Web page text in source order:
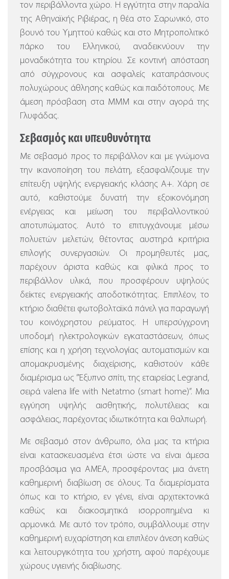
τον περιβάλλοντα χώρο. Η εγγύτητα στην παραλία
της Αθηναϊκής Ριβιέρας, η θέα στο Σαρωνικό, στο
βουνό του Υμηττού καθώς και στο Μητροπολιτικό
πάρκο του Ελληνικού, αναδεικνύουν την
μοναδικότητα του κτηρίου. Σε κοντινή απόσταση
από σύγχρονους και ασφαλείς καταπράσινους
πολυχώρους άθλησης καθώς και παιδότοπους. Με
άμεση πρόσβαση στα ΜΜΜ και στην αγορά της
Γλυφάδας.
Σεβασμός και υπευθυνότητα
Με σεβασμό προς το περιβάλλον και με γνώμονα
την ικανοποίηση του πελάτη, εξασφαλίζουμε την
επίτευξη υψηλής ενεργειακής κλάσης Α+. Χάρη σε
αυτό, καθιστούμε δυνατή την εξοικονόμηση
ενέργειας και μείωση του περιβαλλοντικού
αποτυπώματος. Αυτό το επιτυγχάνουμε μέσω
πολυετών μελετών, θέτοντας αυστηρά κριτήρια
επιλογής συνεργασιών. Οι προμηθευτές μας,
παρέχουν άριστα καθώς και φιλικά προς το
περιβάλλον υλικά, που προσφέρουν υψηλούς
δείκτες ενεργειακής αποδοτικότητας. Επιπλέον, το
κτήριο διαθέτει φωτοβολταϊκά πάνελ για παραγωγή
του κοινόχρηστου ρεύματος. Η υπερσύγχρονη
υποδομή ηλεκτρολογικών εγκαταστάσεων, όπως
επίσης και η χρήση τεχνολογίας αυτοματισμών και
απομακρυσμένης διαχείρισης, καθιστούν κάθε
διαμέρισμα ως ”Έξυπνο σπίτι, της εταιρείας Legrand,
σειρά valena life with Netatmo (smart home)”. Μια
εγγύηση υψηλής αισθητικής, πολυτέλειας και
ασφάλειας, παρέχοντας ιδιωτικότητα και θαλπωρή.
Με σεβασμό στον άνθρωπο, όλα μας τα κτήρια
είναι κατασκευασμένα έτσι ώστε να είναι άμεσα
προσβάσιμα για ΑΜΕΑ, προσφέροντας μια άνετη
καθημερινή διαβίωση σε όλους. Τα διαμερίσματα
όπως και το κτήριο, εν γένει, είναι αρχιτεκτονικά
καθώς και διακοσμητικά ισορροπημένα κι
αρμονικά. Με αυτό τον τρόπο, συμβάλλουμε στην
καθημερινή ευχαρίστηση και επιπλέον άνεση καθώς
και λειτουργικότητα του χρήστη, αφού παρέχουμε
χώρους υγιεινής διαβίωσης.